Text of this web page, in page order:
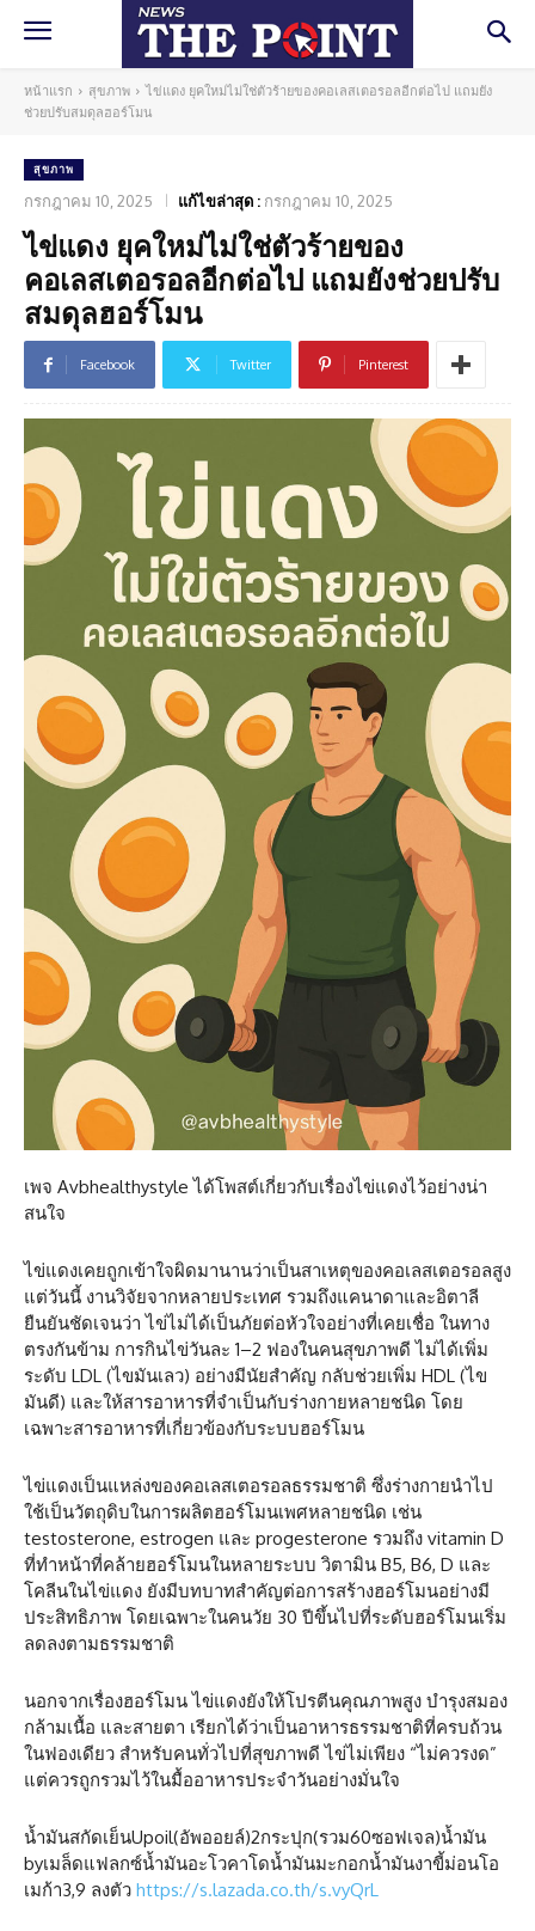
หน้าแรก สุขภาพ
ไข่แดง ยุคใหม่ไม่ใช่ตัวร้ายของคอเลสเตอรอลอีกต่อไป แถมยัง
ช่วยปรับสมดุลฮอร์โมน
สุขภาพ
กรกฎาคม 10, 2025 แก้ไขล่าสุด : กรกฎาคม 10, 2025
ไข่แดง ยุคใหม่ไม่ใช่ตัวร้ายของ
คอเลสเตอรอลอีกต่อไป แถมยังช่วยปรับ
สมดุลฮอร์โมน
Facebook Twitter Pinterest
เพจ Avbhealthystyle ได้โพสต์เกี่ยวกับเรื่องไข่แดงไว้อย่างน่า
สนใจ
ไข่แดงเคยถูกเข้าใจผิดมานานว่าเป็นสาเหตุของคอเลสเตอรอลสูง
แต่วันนี้ งานวิจัยจากหลายประเทศ รวมถึงแคนาดาและอิตาลี
ยืนยันชัดเจนว่า ไข่ไม่ได้เป็นภัยต่อหัวใจอย่างที่เคยเชื่อ ในทาง
ตรงกันข้าม การกินไข่วันละ 1–2 ฟองในคนสุขภาพดี ไม่ได้เพิ่ม
ระดับ LDL (ไขมันเลว) อย่างมีนัยสำคัญ กลับช่วยเพิ่ม HDL (ไข
มันดี) และให้สารอาหารที่จำเป็นกับร่างกายหลายชนิด โดย
เฉพาะสารอาหารที่เกี่ยวข้องกับระบบฮอร์โมน
ไข่แดงเป็นแหล่งของคอเลสเตอรอลธรรมชาติ ซึ่งร่างกายนำไป
ใช้เป็นวัตถุดิบในการผลิตฮอร์โมนเพศหลายชนิด เช่น
testosterone, estrogen และ progesterone รวมถึง vitamin D
ที่ทำหน้าที่คล้ายฮอร์โมนในหลายระบบ วิตามิน B5, B6, D และ
โคลีนในไข่แดง ยังมีบทบาทสำคัญต่อการสร้างฮอร์โมนอย่างมี
ประสิทธิภาพ โดยเฉพาะในคนวัย 30 ปีขึ้นไปที่ระดับฮอร์โมนเริ่ม
ลดลงตามธรรมชาติ
นอกจากเรื่องฮอร์โมน ไข่แดงยังให้โปรตีนคุณภาพสูง บำรุงสมอง
กล้ามเนื้อ และสายตา เรียกได้ว่าเป็นอาหารธรรมชาติที่ครบถ้วน
ในฟองเดียว สำหรับคนทั่วไปที่สุขภาพดี ไข่ไม่เพียง “ไม่ควรงด”
แต่ควรถูกรวมไว้ในมื้ออาหารประจำวันอย่างมั่นใจ
น้ำมันสกัดเย็นUpoil(อัพออยล์)2กระปุก(รวม60ซอฟเจล)น้ำมัน
byเมล็ดแฟลกซ์น้ำมันอะโวคาโดน้ำมันมะกอกน้ำมันงาขี้ม่อนโอ
เมก้า3,9 ลงตัว https://s.lazada.co.th/s.vyQrL